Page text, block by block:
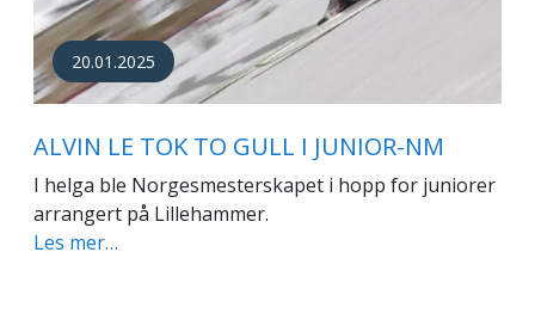
20.01.2025
ALVIN LE TOK TO GULL I JUNIOR-NM
I helga ble Norgesmesterskapet i hopp for juniorer
arrangert på Lillehammer.
Les mer…